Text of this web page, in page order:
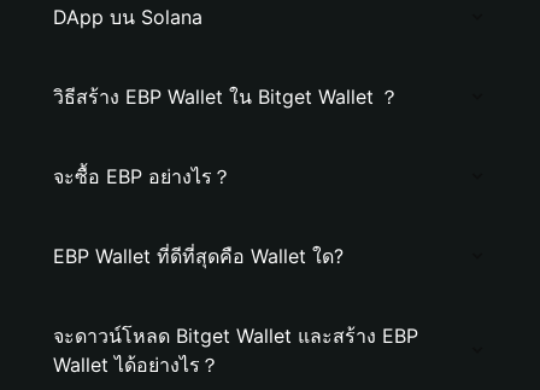
DApp บน Solana
วิธีสร้าง EBP Wallet ใน Bitget Wallet ？
จะซื้อ EBP อย่างไร？
EBP Wallet ที่ดีที่สุดคือ Wallet ใด?
จะดาวน์โหลด Bitget Wallet และสร้าง EBP
Wallet ได้อย่างไร？